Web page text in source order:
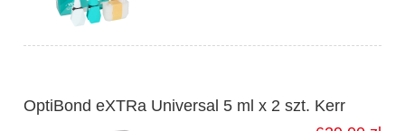
OptiBond eXTRa Universal 5 ml x 2 szt. Kerr